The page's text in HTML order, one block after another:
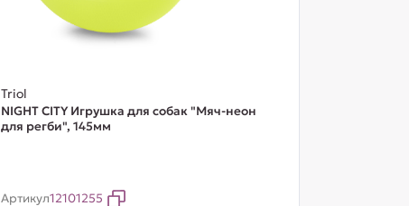
Triol
NIGHT CITY Игрушка для собак "Мяч-неон
для регби", 145мм
Артикул12101255